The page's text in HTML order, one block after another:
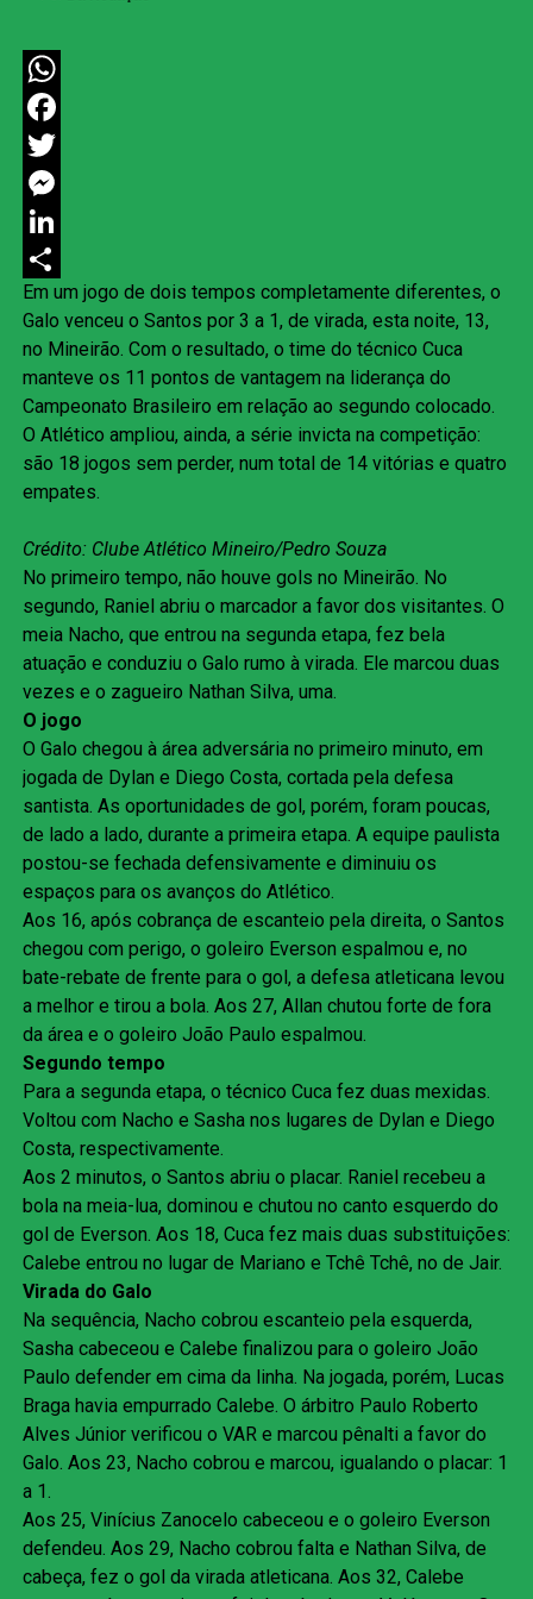
WhatsApp
Facebook
Twitter
Messenger
LinkedIn
Share
Em um jogo de dois tempos completamente diferentes, o
Galo venceu o Santos por 3 a 1, de virada, esta noite, 13,
no Mineirão. Com o resultado, o time do técnico Cuca
manteve os 11 pontos de vantagem na liderança do
Campeonato Brasileiro em relação ao segundo colocado.
O Atlético ampliou, ainda, a série invicta na competição:
são 18 jogos sem perder, num total de 14 vitórias e quatro
empates.
Crédito: Clube Atlético Mineiro/Pedro Souza
No primeiro tempo, não houve gols no Mineirão. No
segundo, Raniel abriu o marcador a favor dos visitantes. O
meia Nacho, que entrou na segunda etapa, fez bela
atuação e conduziu o Galo rumo à virada. Ele marcou duas
vezes e o zagueiro Nathan Silva, uma.
O jogo
O Galo chegou à área adversária no primeiro minuto, em
jogada de Dylan e Diego Costa, cortada pela defesa
santista. As oportunidades de gol, porém, foram poucas,
de lado a lado, durante a primeira etapa. A equipe paulista
postou-se fechada defensivamente e diminuiu os
espaços para os avanços do Atlético.
Aos 16, após cobrança de escanteio pela direita, o Santos
chegou com perigo, o goleiro Everson espalmou e, no
bate-rebate de frente para o gol, a defesa atleticana levou
a melhor e tirou a bola. Aos 27, Allan chutou forte de fora
da área e o goleiro João Paulo espalmou.
Segundo tempo
Para a segunda etapa, o técnico Cuca fez duas mexidas.
Voltou com Nacho e Sasha nos lugares de Dylan e Diego
Costa, respectivamente.
Aos 2 minutos, o Santos abriu o placar. Raniel recebeu a
bola na meia-lua, dominou e chutou no canto esquerdo do
gol de Everson. Aos 18, Cuca fez mais duas substituições:
Calebe entrou no lugar de Mariano e Tchê Tchê, no de Jair.
Virada do Galo
Na sequência, Nacho cobrou escanteio pela esquerda,
Sasha cabeceou e Calebe finalizou para o goleiro João
Paulo defender em cima da linha. Na jogada, porém, Lucas
Braga havia empurrado Calebe. O árbitro Paulo Roberto
Alves Júnior verificou o VAR e marcou pênalti a favor do
Galo. Aos 23, Nacho cobrou e marcou, igualando o placar: 1
a 1.
Aos 25, Vinícius Zanocelo cabeceou e o goleiro Everson
defendeu. Aos 29, Nacho cobrou falta e Nathan Silva, de
cabeça, fez o gol da virada atleticana. Aos 32, Calebe